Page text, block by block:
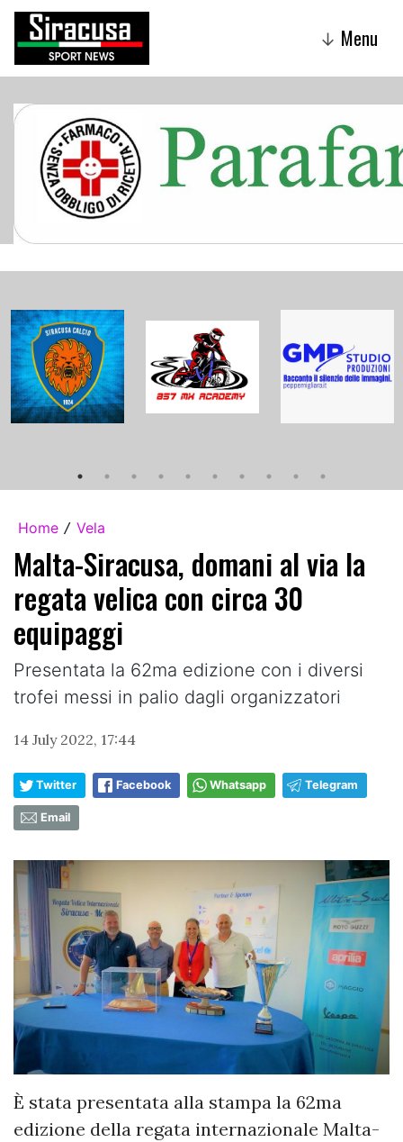
↓ Menu
Home / Vela
Malta-Siracusa, domani al via la
regata velica con circa 30
equipaggi
Presentata la 62ma edizione con i diversi
trofei messi in palio dagli organizzatori
14 July 2022, 17:44
Twitter Facebook Whatsapp Telegram
Email
È stata presentata alla stampa la 62ma
edizione della regata internazionale Malta-